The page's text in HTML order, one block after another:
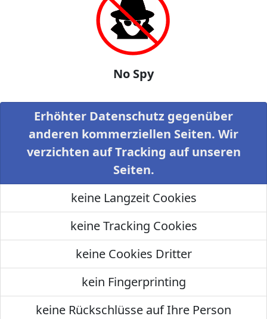
No Spy
Erhöhter Datenschutz gegenüber
anderen kommerziellen Seiten. Wir
verzichten auf Tracking auf unseren
Seiten.
keine Langzeit Cookies
keine Tracking Cookies
keine Cookies Dritter
kein Fingerprinting
keine Rückschlüsse auf Ihre Person